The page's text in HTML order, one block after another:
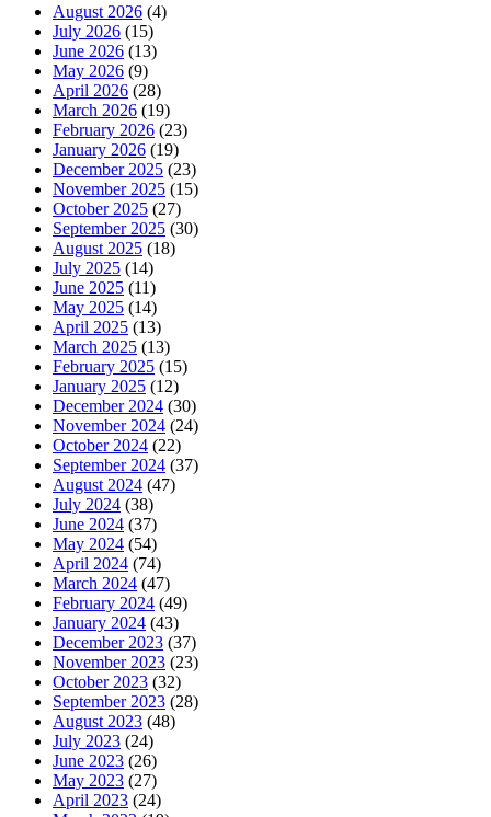
August 2026 (4)
July 2026 (15)
June 2026 (13)
May 2026 (9)
April 2026 (28)
March 2026 (19)
February 2026 (23)
January 2026 (19)
December 2025 (23)
November 2025 (15)
October 2025 (27)
September 2025 (30)
August 2025 (18)
July 2025 (14)
June 2025 (11)
May 2025 (14)
April 2025 (13)
March 2025 (13)
February 2025 (15)
January 2025 (12)
December 2024 (30)
November 2024 (24)
October 2024 (22)
September 2024 (37)
August 2024 (47)
July 2024 (38)
June 2024 (37)
May 2024 (54)
April 2024 (74)
March 2024 (47)
February 2024 (49)
January 2024 (43)
December 2023 (37)
November 2023 (23)
October 2023 (32)
September 2023 (28)
August 2023 (48)
July 2023 (24)
June 2023 (26)
May 2023 (27)
April 2023 (24)